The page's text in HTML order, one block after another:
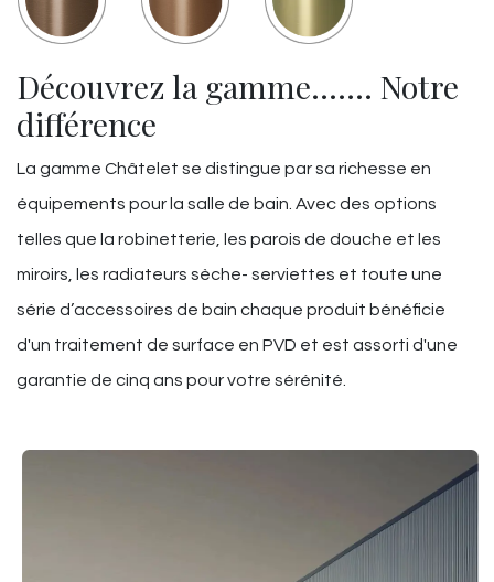
Découvrez la gamme……. Notre
différence
La gamme Châtelet se distingue par sa richesse en
équipements pour la salle de bain. Avec des options
telles que la robinetterie, les parois de douche et les
miroirs, les radiateurs sèche- serviettes et toute une
série d’accessoires de bain chaque produit bénéficie
d'un traitement de surface en PVD et est assorti d'une
garantie de cinq ans pour votre sérénité.